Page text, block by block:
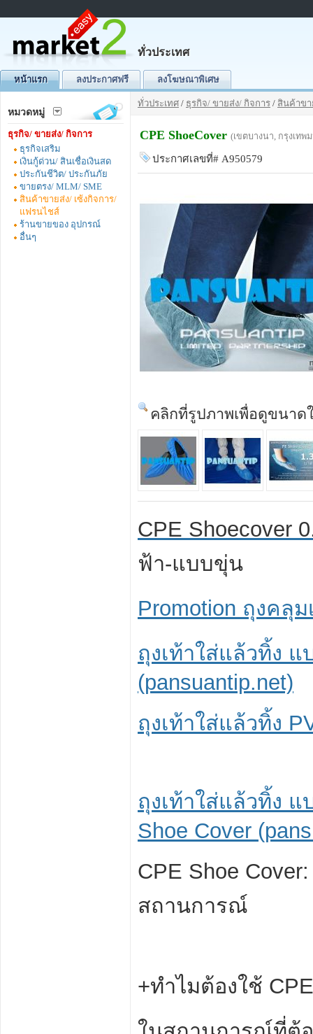
ทั่วประเทศ
หน้าแรก ลงประกาศฟรี ลงโฆษณาพิเศษ
หมวดหมู่
ธุรกิจ/ ขายส่ง/ กิจการ
ธุรกิจเสริม
เงินกู้ด่วน/ สินเชื่อเงินสด
ประกันชีวิต/ ประกันภัย
ขายตรง/ MLM/ SME
สินค้าขายส่ง/ เซ้งกิจการ/
แฟรนไชส์
ร้านขายของ อุปกรณ์
อื่นๆ
ทั่วประเทศ / ธุรกิจ/ ขายส่ง/ กิจการ / สินค้าขา
CPE ShoeCover (เขตบางนา, กรุงเทพ
ประกาศเลขที่# A950579
คลิกที่รูปภาพเพื่อดูขนาด
CPE Shoecover
ฟ้า-แบบขุ่น
Promotion ถุงคลุม
ถุงเท้าใส่แล้วทิ้ง แ
(pansuantip.net)
ถุงเท้าใส่แล้วทิ้ง
ถุงเท้าใส่แล้วทิ้ง
Shoe Cover
CPE Shoe
สถานการณ์
+ทำไมต้องใช้